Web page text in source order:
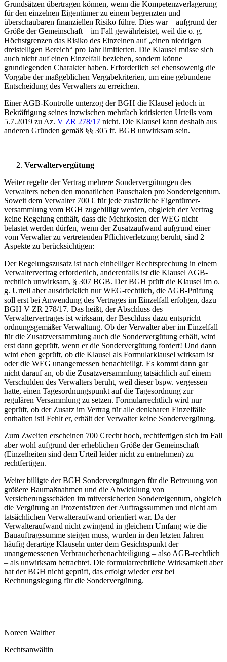
Grundsätzen übertragen können, wenn die Kompetenzverlagerung
für den einzelnen Eigentümer zu einem begrenzten und
überschaubaren finanziellen Risiko führe. Dies war – aufgrund der
Größe der Gemeinschaft – im Fall gewährleistet, weil die o. g.
Höchstgrenzen das Risiko des Einzelnen auf „einen niedrigen
dreistelligen Bereich“ pro Jahr limitierten. Die Klausel müsse sich
auch nicht auf einen Einzelfall beziehen, sondern könne
grundlegenden Charakter haben. Erforderlich sei ebensowenig die
Vorgabe der maßgeblichen Vergabekriterien, um eine gebundene
Entscheidung des Verwalters zu erreichen.
Einer AGB-Kontrolle unterzog der BGH die Klausel jedoch in
Bekräftigung seines inzwischen mehrfach kritisierten Urteils vom
5.7.2019 zu Az. V ZR 278/17 nicht. Die Klausel kann deshalb aus
anderen Gründen gemäß §§ 305 ff. BGB unwirksam sein.
Verwaltervergütung
Weiter regelte der Vertrag mehrere Sondervergütungen des
Verwalters neben den monatlichen Pauschalen pro Sondereigentum.
Soweit dem Verwalter 700 € für jede zusätzliche Eigentümer-
versammlung vom BGH zugebilligt werden, obgleich der Vertrag
keine Regelung enthält, dass die Mehrkosten der WEG nicht
belastet werden dürfen, wenn der Zusatzaufwand aufgrund einer
vom Verwalter zu vertretenden Pflichtverletzung beruht, sind 2
Aspekte zu berücksichtigen:
Der Regelungszusatz ist nach einhelliger Rechtsprechung in einem
Verwaltervertrag erforderlich, anderenfalls ist die Klausel AGB-
rechtlich unwirksam, § 307 BGB. Der BGH prüft die Klausel im o.
g. Urteil aber ausdrücklich nur WEG-rechtlich, die AGB-Prüfung
soll erst bei Anwendung des Vertrages im Einzelfall erfolgen, dazu
BGH V ZR 278/17. Das heißt, der Abschluss des
Verwaltervertrages ist wirksam, der Beschluss dazu entspricht
ordnungsgemäßer Verwaltung. Ob der Verwalter aber im Einzelfall
für die Zusatzversammlung auch die Sondervergütung erhält, wird
erst dann geprüft, wenn er die Sondervergütung fordert! Und dann
wird eben geprüft, ob die Klausel als Formularklausel wirksam ist
oder die WEG unangemessen benachteiligt. Es kommt dann gar
nicht darauf an, ob die Zusatzversammlung tatsächlich auf einem
Verschulden des Verwalters beruht, weil dieser bspw. vergessen
hatte, einen Tagesordnungspunkt auf die Tagesordnung zur
regulären Versammlung zu setzen. Formularrechtlich wird nur
geprüft, ob der Zusatz im Vertrag für alle denkbaren Einzelfälle
enthalten ist! Fehlt er, erhält der Verwalter keine Sondervergütung.
Zum Zweiten erscheinen 700 € recht hoch, rechtfertigen sich im Fall
aber wohl aufgrund der erheblichen Größe der Gemeinschaft
(Einzelheiten sind dem Urteil leider nicht zu entnehmen) zu
rechtfertigen.
Weiter billigte der BGH Sondervergütungen für die Betreuung von
größere Baumaßnahmen und die Abwicklung von
Versicherungsschäden im mitversicherten Sondereigentum, obgleich
die Vergütung an Prozentsätzen der Auftragssummen und nicht am
tatsächlichen Verwalteraufwand orientiert war. Da der
Verwalteraufwand nicht zwingend in gleichem Umfang wie die
Bauauftragssumme steigen muss, wurden in den letzten Jahren
häufig derartige Klauseln unter dem Gesichtspunkt der
unangemessenen Verbraucherbenachteiligung – also AGB-rechtlich
– als unwirksam betrachtet. Die formularrechtliche Wirksamkeit aber
hat der BGH nicht geprüft, das erfolgt wieder erst bei
Rechnungslegung für die Sondervergütung.
Noreen Walther
Rechtsanwältin